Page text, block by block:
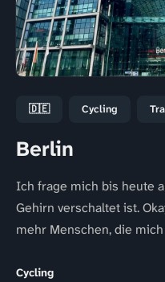
🇩🇪 Cycling
Berlin
Ich frage mich bis heute
Gehirn verschaltet ist.
mehr Menschen, die
Cycling